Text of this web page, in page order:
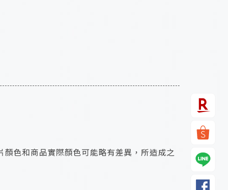
色和商品實際顏色可能略有差異，所造成之